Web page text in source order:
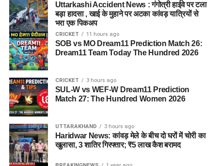
Uttarkashi Accident News : गंगोत्री हाईवे पर टला
बड़ा हादसा , खाई के मुहाने पर अटका कांवड़ यात्रियों से
भरा एक पिकअप
CRICKET 11 hours ago
SOB vs MO Dream11 Prediction Match 26:
Dream11 Team Today The Hundred 2026
CRICKET 3 hours ago
SUL-W vs WEF-W Dream11 Prediction
Match 27: The Hundred Women 2026
UTTARAKHAND 3 hours ago
Haridwar News: कांवड़ मेले के बीच दो घरों में चोरी का
खुलासा, 3 शातिर गिरफ्तार; ₹5 लाख कैश बरामद